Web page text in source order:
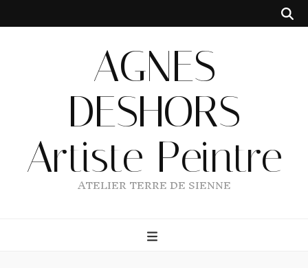
AGNES
DESHORS
Artiste Peintre
ATELIER TERRE DE SIENNE